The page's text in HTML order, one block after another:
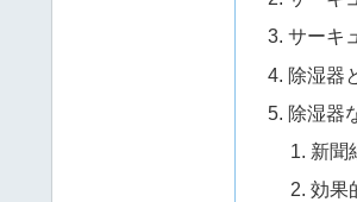
サーキ
除湿器
除湿器
新聞
効果